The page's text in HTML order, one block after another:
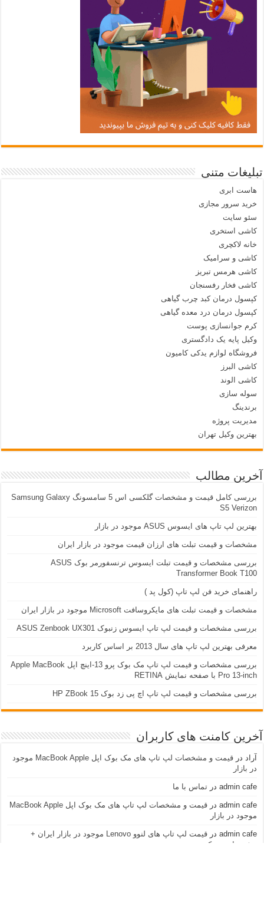
تبلیغات متنی
هاست ابری
خرید سرور مجازی
سئو سایت
کاشی استخری
خانه لاکچری
کاشی و سرامیک
کاشی هرمس تبریز
کاشی فخار رفسنجان
کپسول درمان کبد چرب گیاهی
کپسول درمان درد معده گیاهی
کرم جوانسازی پوست
وکیل پایه یک دادگستری
فروشگاه لوازم یدکی کامیون
کاشی البرز
کاشی الوند
سوله سازی
برندینگ
مدیریت پروژه
بهترین وکیل تهران
آخرین مطالب
بررسی کامل قیمت و مشخصات گلکسی اس 5 سامسونگ Samsung Galaxy
S5 Verizon
بهترین لپ تاپ های ایسوس ASUS موجود در بازار
مشخصات و قیمت تبلت های ارزان قیمت موجود در بازار ایران
بررسی مشخصات و قیمت تبلت ایسوس ترنسفورمر بوک ASUS
Transformer Book T100
راهنمای خرید فن لپ تاپ (کول پد )
مشخصات و قیمت تبلت های مایکروسافت Microsoft موجود در بازار ایران
بررسی مشخصات و قیمت لپ تاپ ایسوس زنبوک ASUS Zenbook UX301
معرفی بهترین لپ تاپ های سال 2013 بر اساس کاربرد
بررسی مشخصات و فیمت لپ تاپ مک بوک پرو 13-اینچ اپل Apple MacBook
Pro 13-inch با صفحه نمایش RETINA
بررسی مشخصات و قیمت لپ تاپ اچ پی زد بوک 15 HP ZBook
آخرین کامنت های کاربران
آراد در
قیمت و مشخصات لپ تاپ های مک بوک اپل MacBook Apple موجود
در بازار
admin cafe درتماس با ما
admin cafe در
قیمت و مشخصات لپ تاپ های مک بوک اپل MacBook Apple
موجود در بازار
admin cafe در
قیمت لپ تاپ های لنوو Lenovo موجود در بازار ایران +
مشخصات و عکس